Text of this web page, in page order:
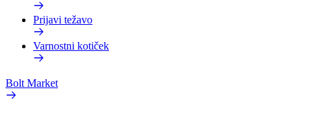
Prijavi težavo
Varnostni kotiček
Bolt Market